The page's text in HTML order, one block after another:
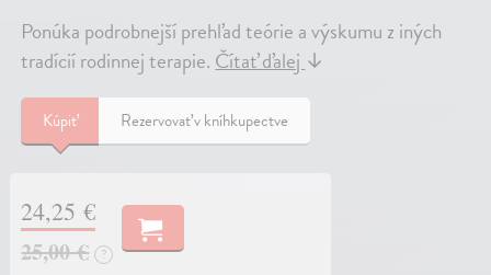
Ponúka podrobnejší prehľad teórie a výskumu z iných
tradícií rodinnej terapie.Čítať ďalej↓
Kúpiť Rezervovať v kníhkupectve
24,25 €
25,00 €
?